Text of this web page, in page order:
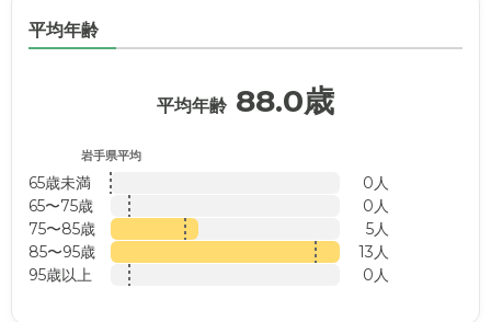
平均年齢
平均年齢 88.0歳
岩手県平均
65歳未満
0人
65〜75歳
0人
75〜85歳
5人
85〜95歳
13人
95歳以上
0人